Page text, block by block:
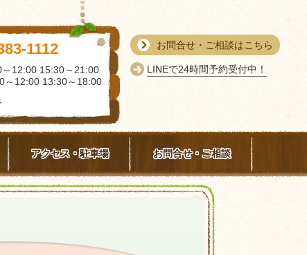
1112
～12:00 15:30～21:00
～12:00 13:30～18:00
お問合せ・ご相談はこちら
LINEで24時間予約受付中！
アクセス・駐車場 お問合せ・ご相談